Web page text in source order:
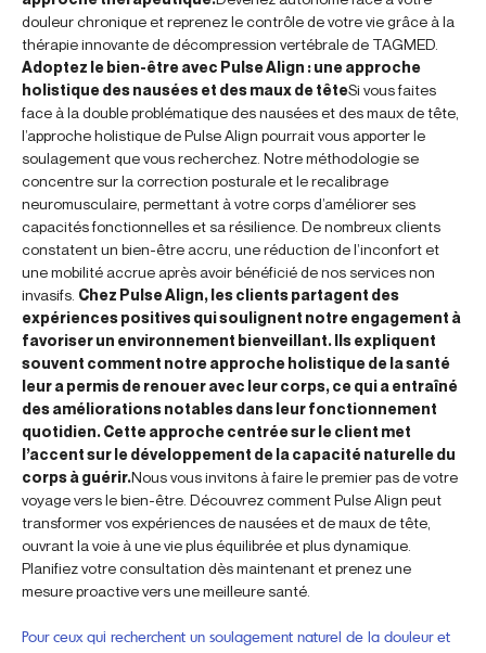
douleur chronique et reprenez le contrôle de votre vie grâce à la
thérapie innovante de décompression vertébrale de TAGMED.
Adoptez le bien-être avec Pulse Align : une approche
holistique des nausées et des maux de têteSi vous faites
face à la double problématique des nausées et des maux de tête,
l’approche holistique de Pulse Align pourrait vous apporter le
soulagement que vous recherchez. Notre méthodologie se
concentre sur la correction posturale et le recalibrage
neuromusculaire, permettant à votre corps d’améliorer ses
capacités fonctionnelles et sa résilience. De nombreux clients
constatent un bien-être accru, une réduction de l’inconfort et
une mobilité accrue après avoir bénéficié de nos services non
invasifs. Chez Pulse Align, les clients partagent des
expériences positives qui soulignent notre engagement à
favoriser un environnement bienveillant. Ils expliquent
souvent comment notre approche holistique de la santé
leur a permis de renouer avec leur corps, ce qui a entraîné
des améliorations notables dans leur fonctionnement
quotidien. Cette approche centrée sur le client met
l’accent sur le développement de la capacité naturelle du
corps à guérir.Nous vous invitons à faire le premier pas de votre
voyage vers le bien-être. Découvrez comment Pulse Align peut
transformer vos expériences de nausées et de maux de tête,
ouvrant la voie à une vie plus équilibrée et plus dynamique.
Planifiez votre consultation dès maintenant et prenez une
mesure proactive vers une meilleure santé.
Pour ceux qui recherchent un soulagement naturel de la douleur et